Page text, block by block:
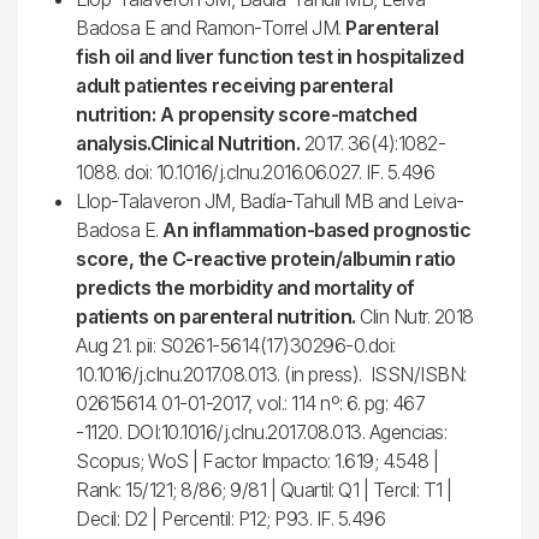
Badosa E and Ramon-Torrel JM. Parenteral
fish oil and liver function test in hospitalized
adult patientes receiving parenteral
nutrition: A propensity score-matched
analysis.Clinical Nutrition. 2017. 36(4):1082-
1088. doi: 10.1016/j.clnu.2016.06.027. IF. 5.496
Llop-Talaveron JM, Badía-Tahull MB and Leiva-
Badosa E. An inflammation-based prognostic
score, the C-reactive protein/albumin ratio
predicts the morbidity and mortality of
patients on parenteral nutrition. Clin Nutr. 2018
Aug 21. pii: S0261-5614(17)30296-0.doi:
10.1016/j.clnu.2017.08.013. (in press). ISSN/ISBN:
02615614. 01-01-2017, vol.: 114 nº: 6. pg: 467
-1120. DOI:10.1016/j.clnu.2017.08.013. Agencias:
Scopus; WoS | Factor Impacto: 1.619; 4.548 |
Rank: 15/121; 8/86; 9/81 | Quartil: Q1 | Tercil: T1 |
Decil: D2 | Percentil: P12; P93. IF. 5.496